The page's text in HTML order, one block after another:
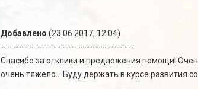
Добавлено (23.06.2017, 12:04)
---------------------------------------------
Спасибо за отклики и предложения помощи!
очень тяжело... Буду держать в курсе развития